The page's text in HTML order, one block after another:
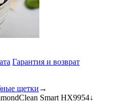
Гарантия и возврат
щетки →
Smart HX9954↓